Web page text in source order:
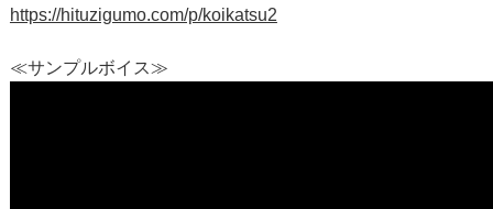
https://hituzigumo.com/p/koikatsu2
≪サンプルボイス≫